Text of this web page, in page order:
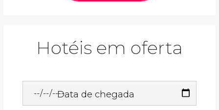
Hotéis em oferta
Data de chegada